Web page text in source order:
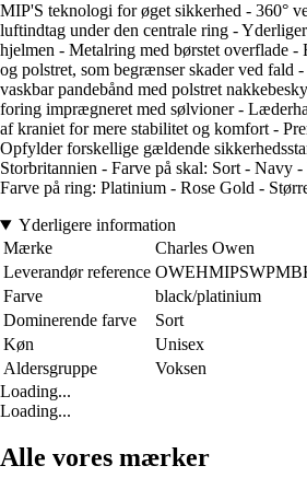
MIP'S teknologi for øget sikkerhed - 360°
luftindtag under den centrale ring -
hjelmen - Metalring med børstet overflade -
og polstret, som begrænser skader ved fald
vaskbar pandebånd med polstret
foring imprægneret med sølvioner -
af kraniet for mere stabilitet og komfort -
Opfylder forskellige gældende
Storbritannien - Farve på skal: Sort - Navy
Farve på ring: Platinium - Rose Gold -
Yderligere information
Mærke
Charles Owen
Leverandør reference
Farve
black/platinium
Dominerende farve
Sort
Køn
Unisex
Aldersgruppe
Voksen
Loading...
Loading...
Alle vores mærker